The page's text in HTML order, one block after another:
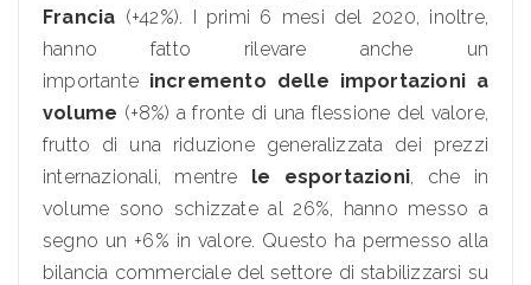
Francia (+42%). I primi 6 mesi del 2020, inoltre,
hanno fatto rilevare anche un
importante incremento delle importazioni a
volume (+8%) a fronte di una flessione del valore,
frutto di una riduzione generalizzata dei prezzi
internazionali, mentre le esportazioni, che in
volume sono schizzate al 26%, hanno messo a
segno un +6% in valore. Questo ha permesso alla
bilancia commerciale del settore di stabilizzarsi su